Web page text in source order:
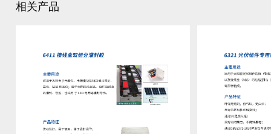
相关产品